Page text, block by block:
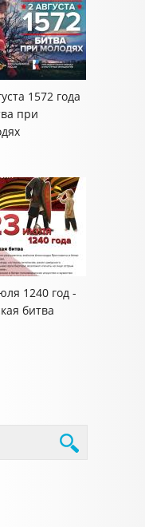
1572 года
при
1240 год -
битва